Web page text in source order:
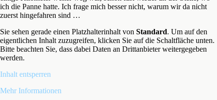
ich die Panne hatte. Ich frage mich besser nicht, warum wir da nicht
zuerst hingefahren sind …
Sie sehen gerade einen Platzhalterinhalt von Standard. Um auf den
eigentlichen Inhalt zuzugreifen, klicken Sie auf die Schaltfläche unten.
Bitte beachten Sie, dass dabei Daten an Drittanbieter weitergegeben
werden.
Inhalt entsperren
Mehr Informationen